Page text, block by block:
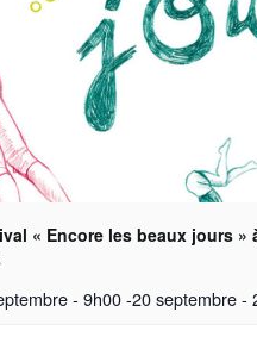
« Encore les beaux jours »
- 9h00-20 septembre -